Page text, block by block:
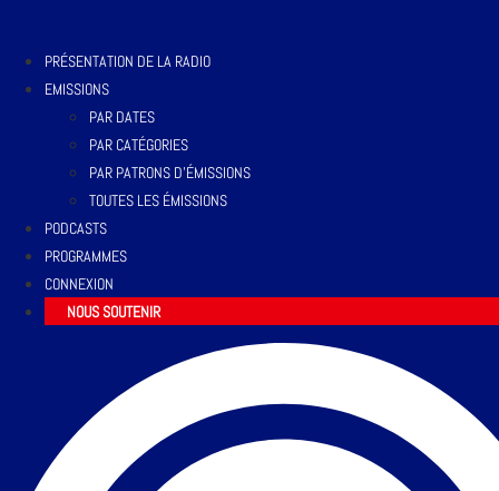
PRÉSENTATION DE LA RADIO
EMISSIONS
PAR DATES
PAR CATÉGORIES
PAR PATRONS D’ÉMISSIONS
TOUTES LES ÉMISSIONS
PODCASTS
PROGRAMMES
CONNEXION
NOUS SOUTENIR